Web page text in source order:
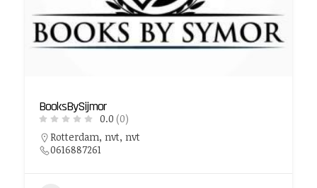
BooksBySijmor
0.0 (0)
Rotterdam, nvt, nvt
0616887261